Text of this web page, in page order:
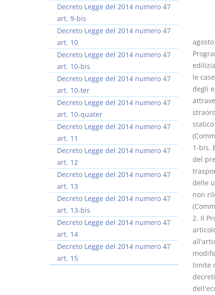
le
degli
1-bis.
del
delle
non
2. Il
limite
Decreto Legge del 2014 numero 47
art. 9-bis
Decreto Legge del 2014 numero 47
art. 10
Decreto Legge del 2014 numero 47
art. 10-bis
Decreto Legge del 2014 numero 47
art. 10-ter
Decreto Legge del 2014 numero 47
art. 10-quater
Decreto Legge del 2014 numero 47
art. 11
Decreto Legge del 2014 numero 47
art. 12
Decreto Legge del 2014 numero 47
art. 13
Decreto Legge del 2014 numero 47
art. 13-bis
Decreto Legge del 2014 numero 47
art. 14
Decreto Legge del 2014 numero 47
art. 15